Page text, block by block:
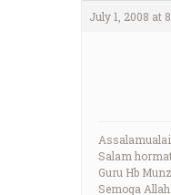
July 1, 2008 at
Salam
Guru Hb
Semoga